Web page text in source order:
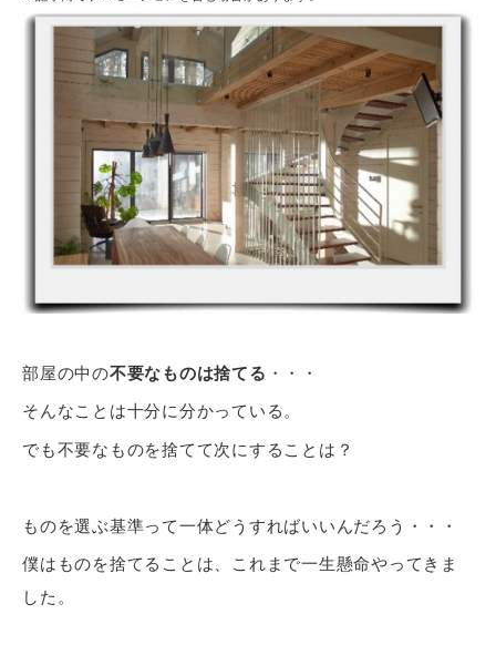
部屋の中の不要なものは捨てる ・・・
そんなことは十分に分かっている。
でも不要なものを捨てて次にすることは？
ものを選ぶ基準って一体どうすればいいんだろう・・・
僕はものを捨てることは、これまで一生懸命やってきま
した。